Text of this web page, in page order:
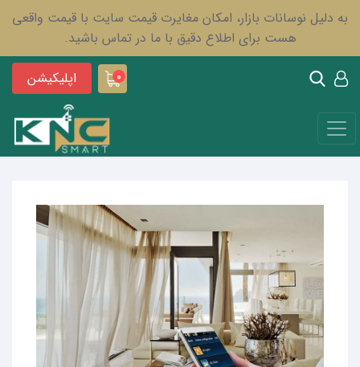
به دلیل نوسانات بازار، امکان مغایرت قیمت سایت با قیمت واقعی
هست برای اطلاع دقیق با ما در تماس باشید.
0 اپلیکیشن